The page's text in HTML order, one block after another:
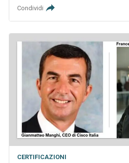
Condividi
CERTIFICAZIONI